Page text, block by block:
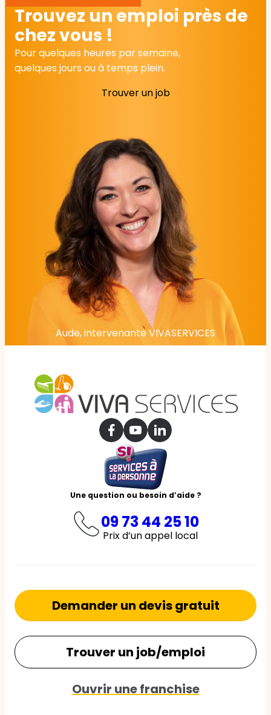
Trouvez un emploi près de
chez vous !
Pour quelques heures par semaine,
quelques jours ou à temps plein.
Trouver un job
Aude, intervenante VIVASERVICES
Une question ou besoin d’aide ?
09 73 44 25 10
Prix d’un appel local
Demander un devis gratuit
Trouver un job/emploi
Ouvrir une franchise